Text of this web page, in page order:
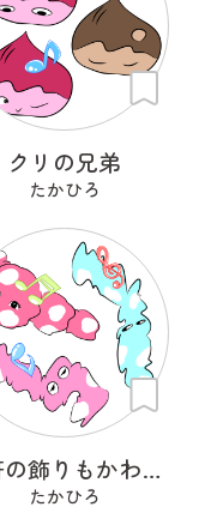
クリの兄弟
たかひろ
音符の飾りもかわいいオリゴ糖菌
たかひろ